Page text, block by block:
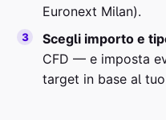
Euronext Milan).
Scegli importo e
CFD — e imposta
target in base al